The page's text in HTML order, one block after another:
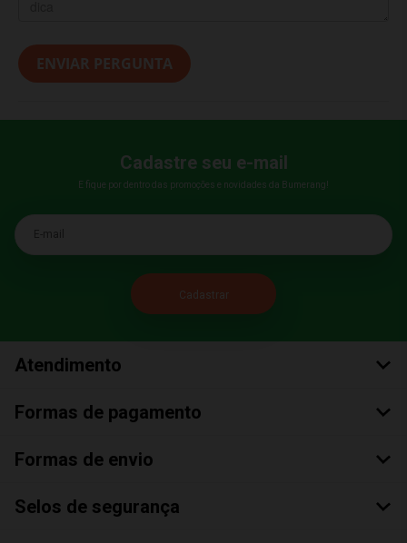
ENVIAR PERGUNTA
Cadastre seu e-mail
E fique por dentro das promoções e novidades da Bumerang!
E-mail
Atendimento
Formas de pagamento
Formas de envio
Selos de segurança